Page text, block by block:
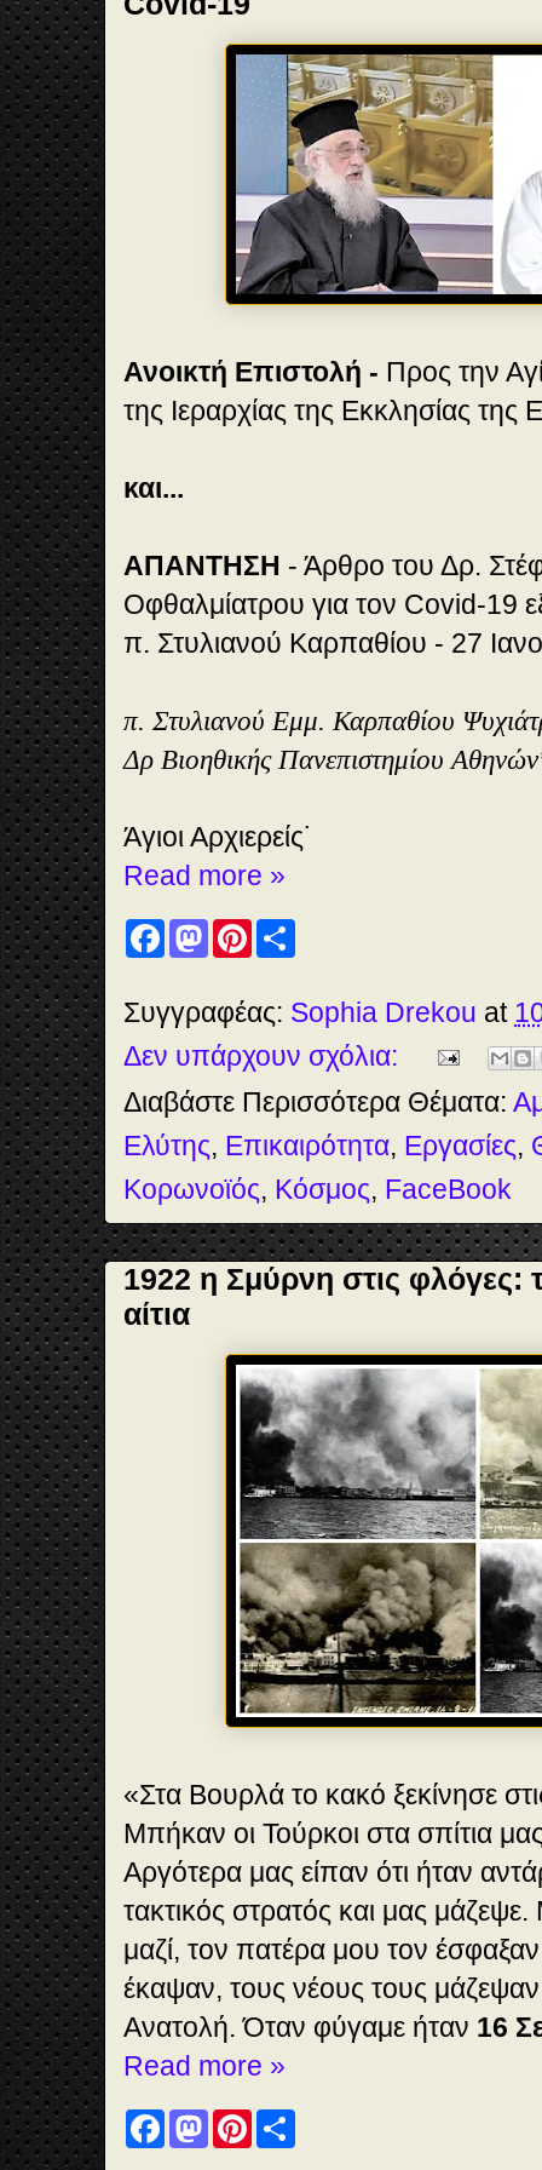
Ανοικτή Επιστολή - Προς την
της Ιεραρχίας της Εκκλησίας
και...
ΑΠΑΝΤΗΣΗ - Άρθρο του Δρ.
Οφθαλμίατρου για τον Covid-19
π. Στυλιανού Καρπαθίου - 27
π. Στυλιανού Εμμ. Καρπαθίου
Δρ Βιοηθικής Πανεπιστημίου
Άγιοι Αρχιερείς˙
Read more »
F
a
b
o
o
k
M
a
o
d
o
n
P
e
r
e
s
e
Συγγραφέας: Sophia Drekou at
Δεν υπάρχουν σχόλια:
Διαβάστε Περισσότερα Θέματα:
Ελύτης, Επικαιρότητα, Εργασίες,
Κορωνοϊός, Κόσμος, FaceBook
1922 η Σμύρνη στις φλόγες:
αίτια
«Στα Βουρλά το κακό ξεκίνησε
Μπήκαν οι Τούρκοι στα σπίτια
Αργότερα μας είπαν ότι ήταν
τακτικός στρατός και μας
μαζί, τον πατέρα μου τον
έκαψαν, τους νέους τους
Ανατολή. Όταν φύγαμε ήταν 16
Read more »
F
a
M
a
P